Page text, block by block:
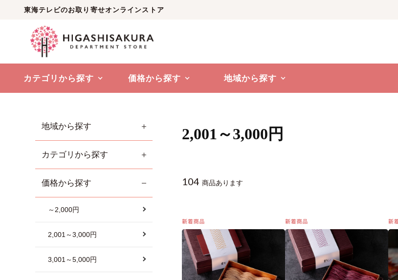
東海テレビのお取り寄せオンラインストア
カテゴリから探す 価格から探す 地域から探す
地域から探す
カテゴリから探す
価格から探す
～2,000円
2,001～3,000円
3,001～5,000円
2,001～3,000円
104 商品あります